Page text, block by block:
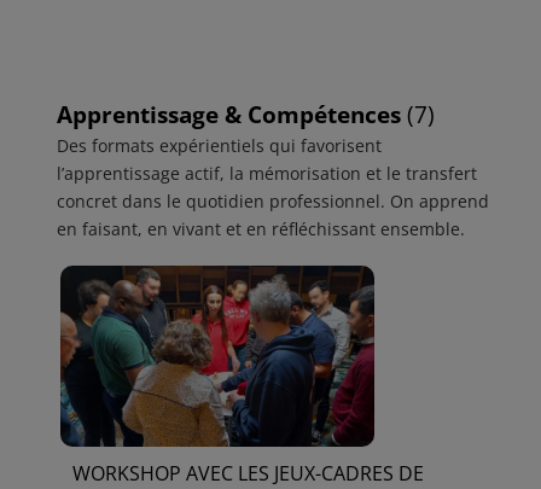
Apprentissage & Compétences(7)
Des formats expérientiels qui favorisent
l’apprentissage actif, la mémorisation et le transfert
concret dans le quotidien professionnel. On apprend
en faisant, en vivant et en réfléchissant ensemble.
WORKSHOP AVEC LES JEUX-CADRES DE